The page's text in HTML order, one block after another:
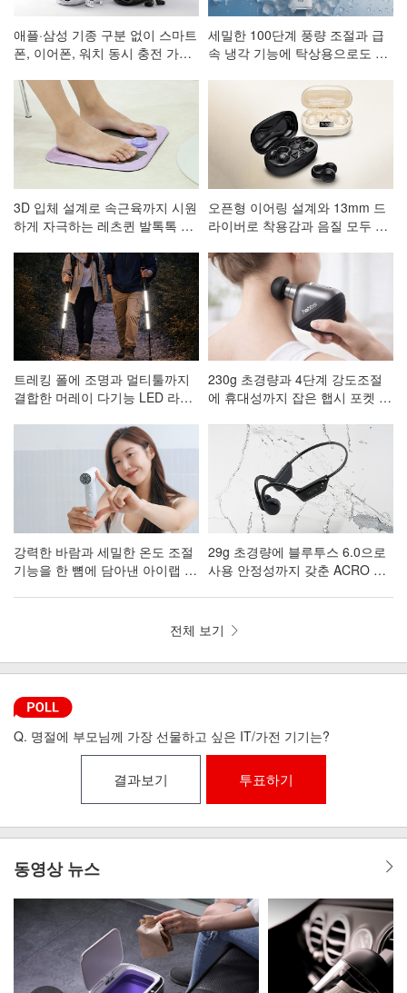
애플·삼성 기종 구분 없이 스마트
폰, 이어폰, 워치 동시 충전 가능
세밀한 100단계 풍량 조절과 급
속 냉각 기능에 탁상용으로도 활
3D 입체 설계로 속근육까지 시원
하게 자극하는 레츠퀸 발톡톡 저
오픈형 이어링 설계와 13mm 드
라이버로 착용감과 음질 모두 잡
스이어폰 AE-101
트레킹 폴에 조명과 멀티툴까지
결합한 머레이 다기능 LED 라이
230g 초경량과 4단계 강도조절
에 휴대성까지 잡은 햅시 포켓 마
강력한 바람과 세밀한 온도 조절
기능을 한 뼘에 담아낸 아이랩 한
29g 초경량에 블루투스 6.0으로
사용 안정성까지 갖춘 ACRO 프
전체 보기
Q. 명절에 부모님께 가장 선물하고 싶은 IT/가전 기기는?
결과보기 투표하기
동영상 뉴스